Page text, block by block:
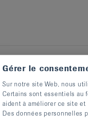
Gérer le
Sur notre site Web, nous
Certains sont essentiels au
aident à améliorer ce site
Des données personnelles